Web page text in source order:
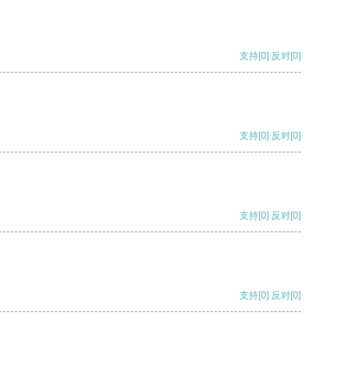
支持[0] 反对[0]
支持[0] 反对[0]
支持[0] 反对[0]
支持[0] 反对[0]